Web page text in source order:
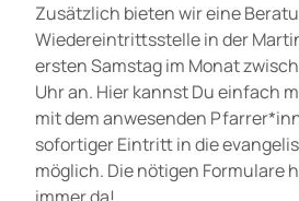
Zusätzlich bieten wir eine
Wiedereintrittsstelle in der
ersten Samstag im Monat
Uhr an. Hier kannst Du einfach
mit dem anwesenden
sofortiger Eintritt in die
möglich. Die nötigen Formulare